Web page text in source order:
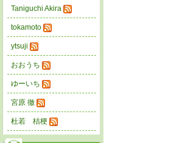
Taniguchi Akira
tokamoto
ytsuji
おおうち
ゆーいち
宮原 徹
杜若 桔梗